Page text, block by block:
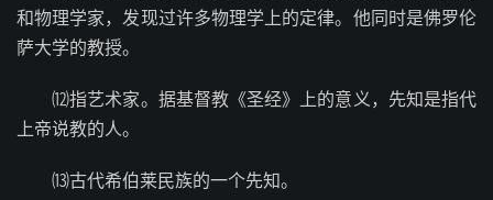
和物理学家，发现过许多物理学上的定律。他同时是佛罗伦
萨大学的教授。
⑿指艺术家。据基督教《圣经》上的意义，先知是指代
上帝说教的人。
⒀古代希伯莱民族的一个先知。